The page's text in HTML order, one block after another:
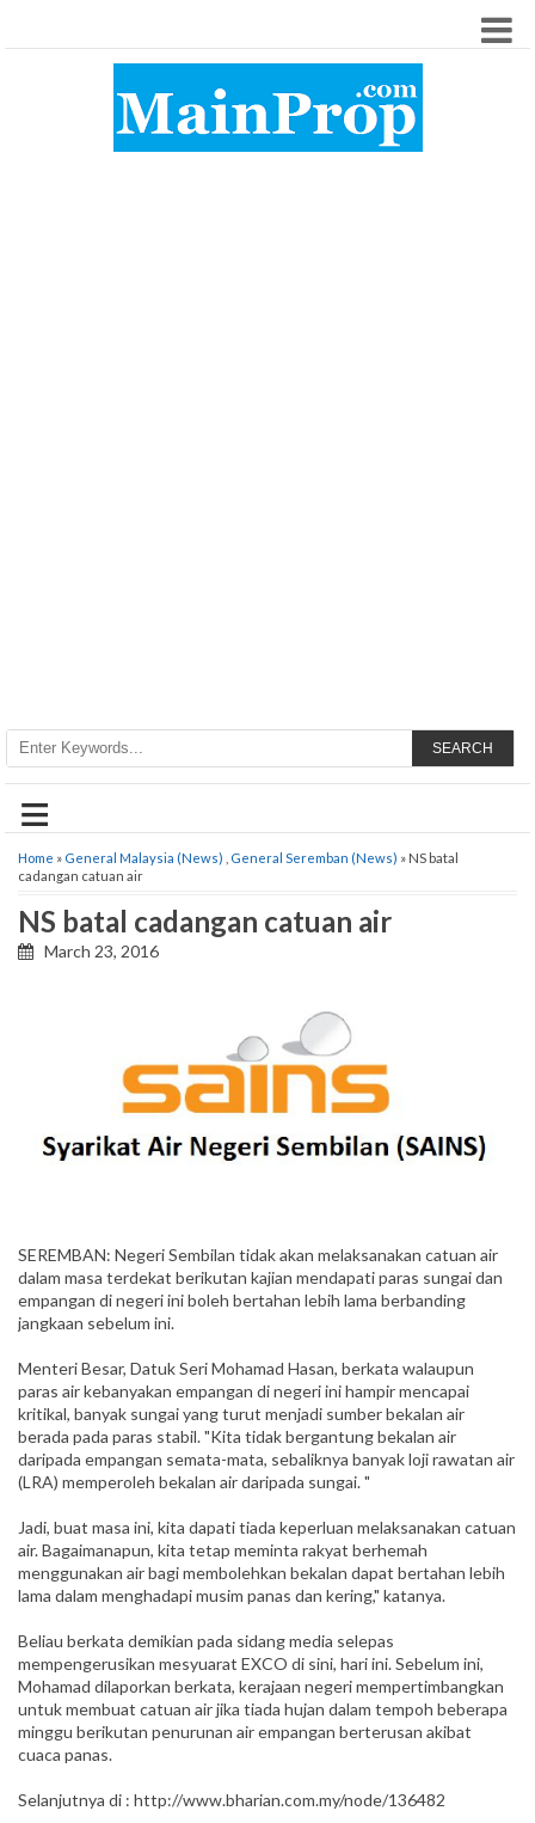
SEARCH
≡
Home » General Malaysia (News) General Seremban (News) » NS batal
cadangan catuan air
NS batal cadangan catuan air
March 23, 2016
SEREMBAN: Negeri Sembilan tidak akan melaksanakan catuan air
dalam masa terdekat berikutan kajian mendapati paras sungai dan
empangan di negeri ini boleh bertahan lebih lama berbanding
jangkaan sebelum ini.
Menteri Besar, Datuk Seri Mohamad Hasan, berkata walaupun
paras air kebanyakan empangan di negeri ini hampir mencapai
kritikal, banyak sungai yang turut menjadi sumber bekalan air
berada pada paras stabil. "Kita tidak bergantung bekalan air
daripada empangan semata-mata, sebaliknya banyak loji rawatan air
(LRA) memperoleh bekalan air daripada sungai. "
Jadi, buat masa ini, kita dapati tiada keperluan melaksanakan catuan
air. Bagaimanapun, kita tetap meminta rakyat berhemah
menggunakan air bagi membolehkan bekalan dapat bertahan lebih
lama dalam menghadapi musim panas dan kering," katanya.
Beliau berkata demikian pada sidang media selepas
mempengerusikan mesyuarat EXCO di sini, hari ini. Sebelum ini,
Mohamad dilaporkan berkata, kerajaan negeri mempertimbangkan
untuk membuat catuan air jika tiada hujan dalam tempoh beberapa
minggu berikutan penurunan air empangan berterusan akibat
cuaca panas.
Selanjutnya di : http://www.bharian.com.my/node/136482